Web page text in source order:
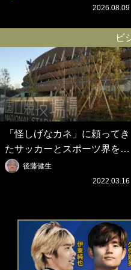
ト”に興奮！｢最後の1枚まで
2026.08.09
ビ
「怪しげなカネ」に頼ってき
たサッカーとスポーツ界を待
つ未来(4)スポーツを「持続
可能」にする「真の投資」の
後藤健生
2022.03.16